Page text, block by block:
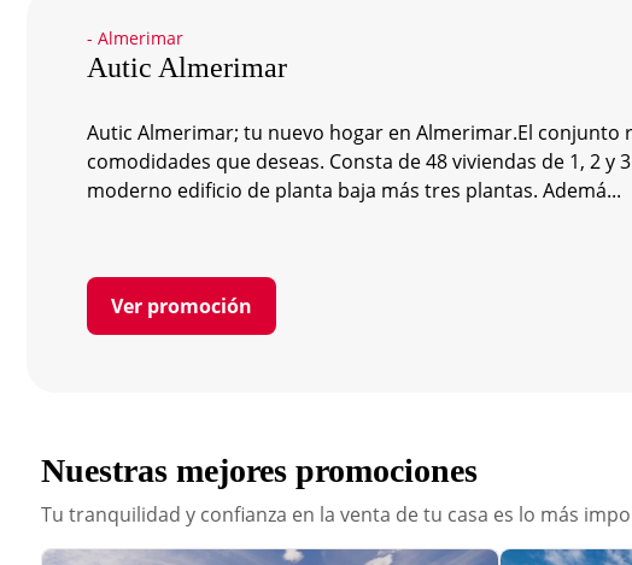
- Almerimar
Autic Almerimar
Autic Almerimar; tu nuevo hogar en Almerimar.El conjunto
comodidades que deseas. Consta de 48 viviendas de 1, 2
moderno edificio de planta baja más tres plantas. Ademá...
Ver promoción
Nuestras mejores promociones
Tu tranquilidad y confianza en la venta de tu casa es lo más